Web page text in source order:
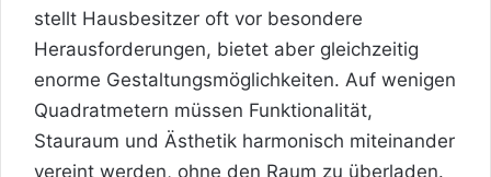
stellt Hausbesitzer oft vor besondere
Herausforderungen, bietet aber gleichzeitig
enorme Gestaltungsmöglichkeiten. Auf wenigen
Quadratmetern müssen Funktionalität,
Stauraum und Ästhetik harmonisch miteinander
vereint werden, ohne den Raum zu überladen.